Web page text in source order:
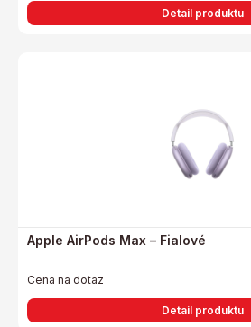
Detail produktu
Apple AirPods Max – Fialové
Cena na dotaz
Detail produktu